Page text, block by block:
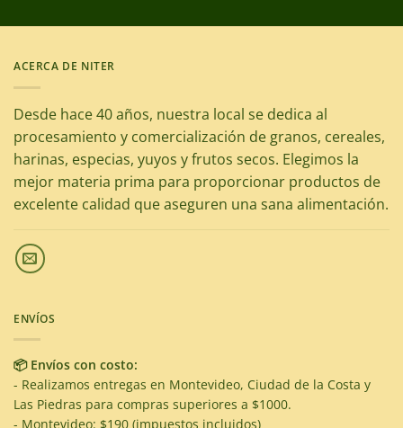
ACERCA DE NITER
Desde hace 40 años, nuestra local se dedica al
procesamiento y comercialización de granos, cereales,
harinas, especias, yuyos y frutos secos. Elegimos la
mejor materia prima para proporcionar productos de
excelente calidad que aseguren una sana alimentación.
ENVÍOS
📦 Envíos con costo:
- Realizamos entregas en Montevideo, Ciudad de la Costa y
Las Piedras para compras superiores a $1000.
- Montevideo: $190 (impuestos incluidos)